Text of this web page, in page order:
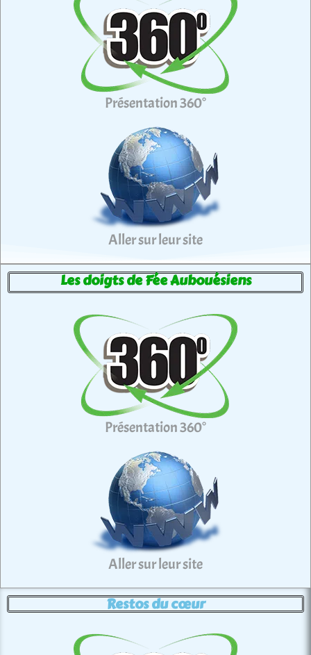
Présentation 360°
Aller sur leur site
Les doigts de Fée Aubouésiens
Présentation 360°
Aller sur leur site
Restos du cœur